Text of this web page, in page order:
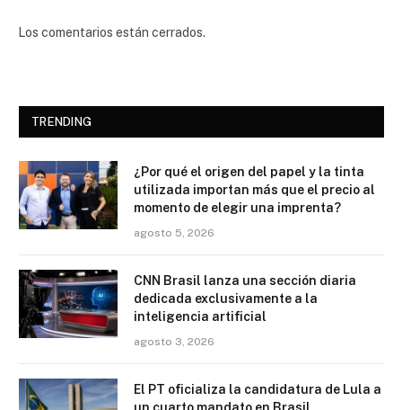
Los comentarios están cerrados.
TRENDING
¿Por qué el origen del papel y la tinta
utilizada importan más que el precio al
momento de elegir una imprenta?
agosto 5, 2026
CNN Brasil lanza una sección diaria
dedicada exclusivamente a la
inteligencia artificial
agosto 3, 2026
El PT oficializa la candidatura de Lula a
un cuarto mandato en Brasil